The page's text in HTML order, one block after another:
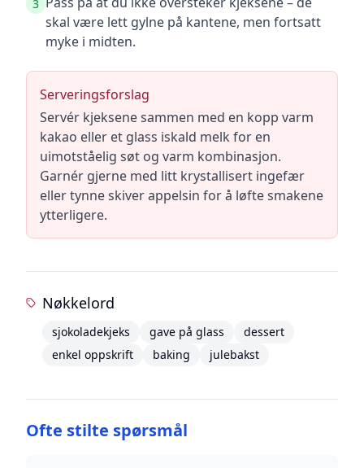
3
skal være lett gylne på kantene, men fortsatt
myke i midten.
Serveringsforslag
Servér kjeksene sammen med en kopp varm
kakao eller et glass iskald melk for en
uimotståelig søt og varm kombinasjon.
Garnér gjerne med litt krystallisert ingefær
eller tynne skiver appelsin for å løfte smakene
ytterligere.
Nøkkelord
sjokoladekjeks gave på glass
dessert
enkel oppskrift
baking julebakst
Ofte stilte spørsmål